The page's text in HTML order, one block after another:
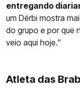
entregando
um Dérbi mostra
do grupo e por que
veio aqui hoje."
Atleta das